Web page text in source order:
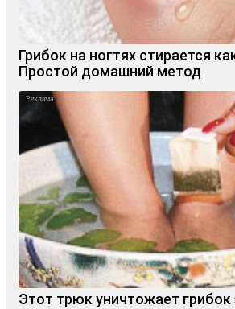
Грибок на ногтях стирается
Простой домашний метод
Этот трюк уничтожает грибок